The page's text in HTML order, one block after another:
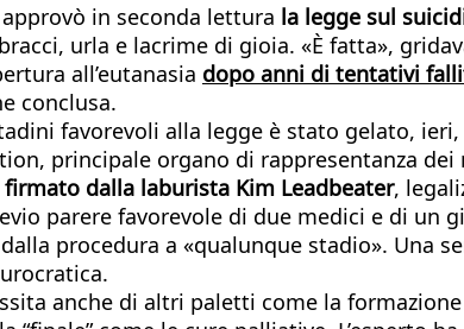
in seconda lettura la legge sul
urla e lacrime di gioia. «È fatta»,
all’eutanasia dopo anni di tentativi
conclusa.
favorevoli alla legge è stato gelato,
principale organo di rappresentanza
dalla laburista Kim Leadbeater,
parere favorevole di due medici e di un
procedura a «qualunque stadio». Una
anche di altri paletti come la